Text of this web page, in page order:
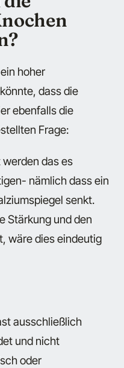
hoher
dass die
ebenfalls die
Frage:
das es
nämlich dass ein
senkt.
Stärkung und den
wäre dies eindeutig
ausschließlich
und nicht
oder